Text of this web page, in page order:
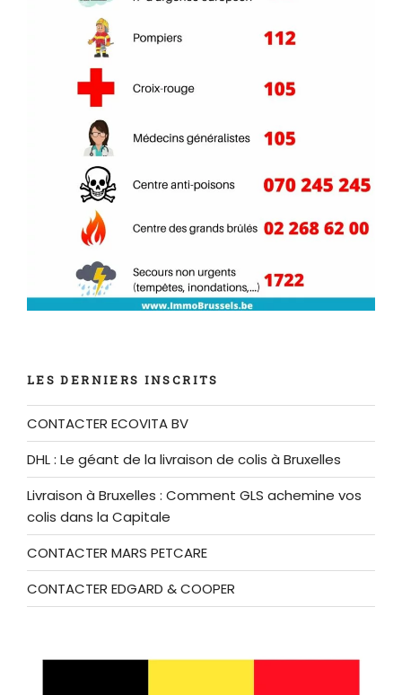
LES DERNIERS INSCRITS
CONTACTER ECOVITA BV
DHL : Le géant de la livraison de colis à Bruxelles
Livraison à Bruxelles : Comment GLS achemine vos
colis dans la Capitale
CONTACTER MARS PETCARE
CONTACTER EDGARD & COOPER